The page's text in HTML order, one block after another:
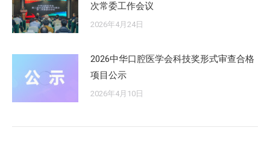
次常委工作会议
2026年4月24日
2026中华口腔医学会科技奖形式审查合格
项目公示
2026年4月10日